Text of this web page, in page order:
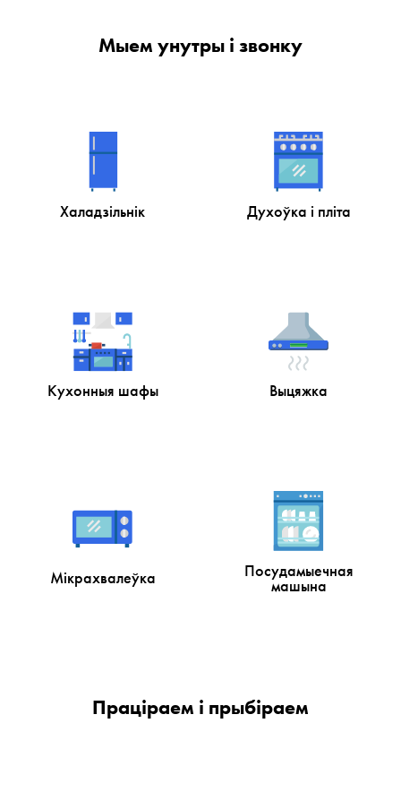
Мыем унутры і звонку
Халадзільнік Духоўка і пліта
Кухонныя шафы Выцяжка
Мікрахвалеўка Посудамыечная
машына
Праціраем і прыбіраем